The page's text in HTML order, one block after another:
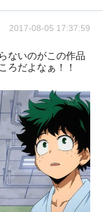
2017-08-05 17:37:59
ないのがこの作品
ろだよなぁ！！